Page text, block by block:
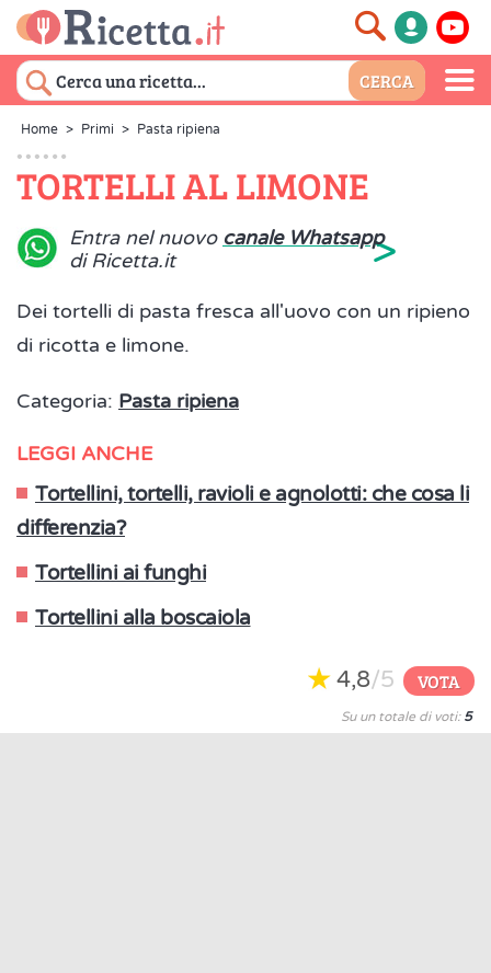
Home > Primi > Pasta ripiena
TORTELLI AL LIMONE
Entra nel nuovo canale Whatsapp
di Ricetta.it
>
Dei tortelli di pasta fresca all'uovo con un ripieno
di ricotta e limone.
Categoria: Pasta ripiena
LEGGI ANCHE
Tortellini, tortelli, ravioli e agnolotti: che cosa li
differenzia?
Tortellini ai funghi
Tortellini alla boscaiola
4,8/5 VOTA
Su un totale di voti: 5